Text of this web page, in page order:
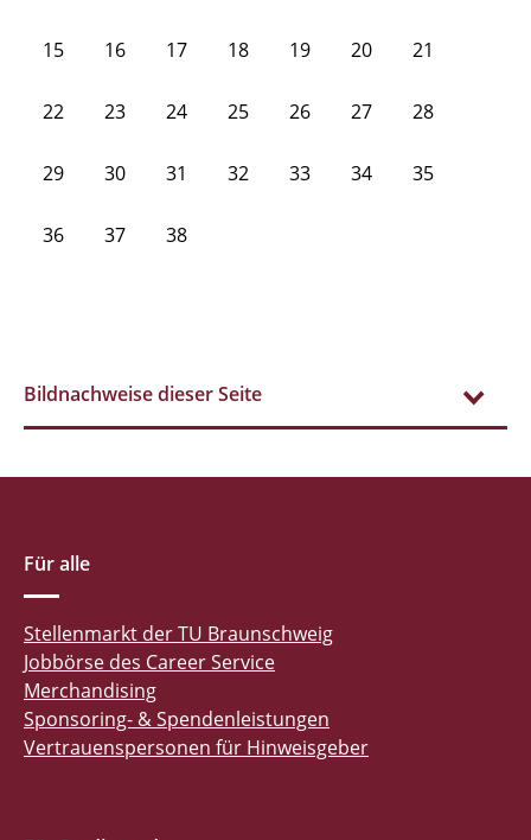
15 16 17 18 19 20 21
22 23 24 25 26 27 28
29 30 31 32 33 34 35
36 37 38
Bildnachweise dieser Seite
Für alle
Stellenmarkt der TU Braunschweig
Jobbörse des Career Service
Merchandising
Sponsoring- & Spendenleistungen
Vertrauenspersonen für Hinweisgeber